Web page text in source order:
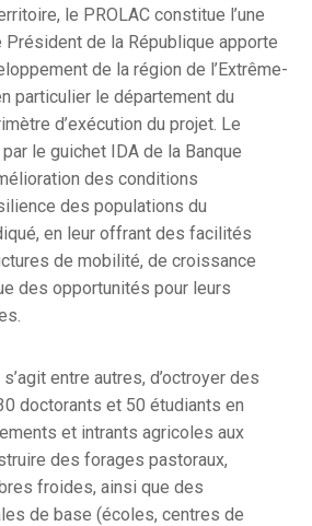
le PROLAC constitue l’une
de la République apporte
de la région de l’Extrême-
particulier le département du
d’exécution du projet. Le
le guichet IDA de la Banque
des conditions
des populations du
en leur offrant des facilités
de mobilité, de croissance
des opportunités pour leurs
entre autres, d’octroyer des
doctorants et 50 étudiants en
et intrants agricoles aux
des forages pastoraux,
froides, ainsi que des
de base (écoles, centres de